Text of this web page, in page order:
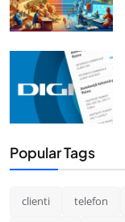
Popular Tags
clienti telefon